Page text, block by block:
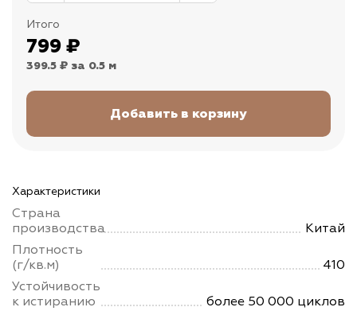
Итого
799 ₽
399.5 ₽ за 0.5 м
Характеристики
Страна
производства
Китай
Плотность
(г/кв.м)
410
Устойчивость
к истиранию
более 50 000 циклов